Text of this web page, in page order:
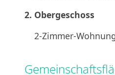
2. Obergeschoss
2-Zimmer-